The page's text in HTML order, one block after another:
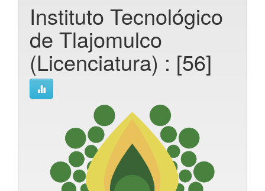
Instituto Tecnológico
de Tlajomulco
(Licenciatura) : [56]